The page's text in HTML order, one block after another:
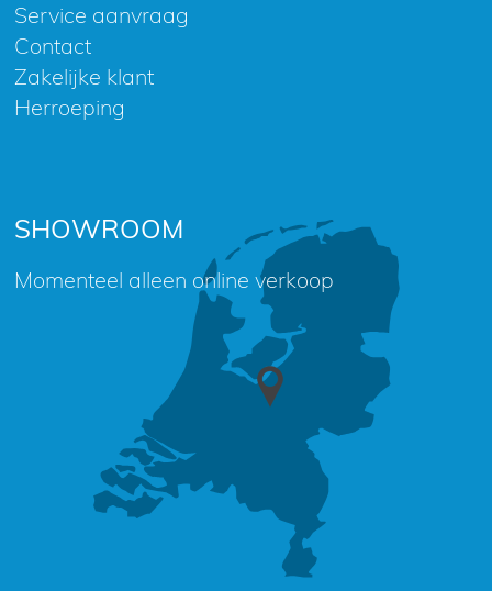
Service aanvraag
Contact
Zakelijke klant
Herroeping
SHOWROOM
Momenteel alleen online verkoop